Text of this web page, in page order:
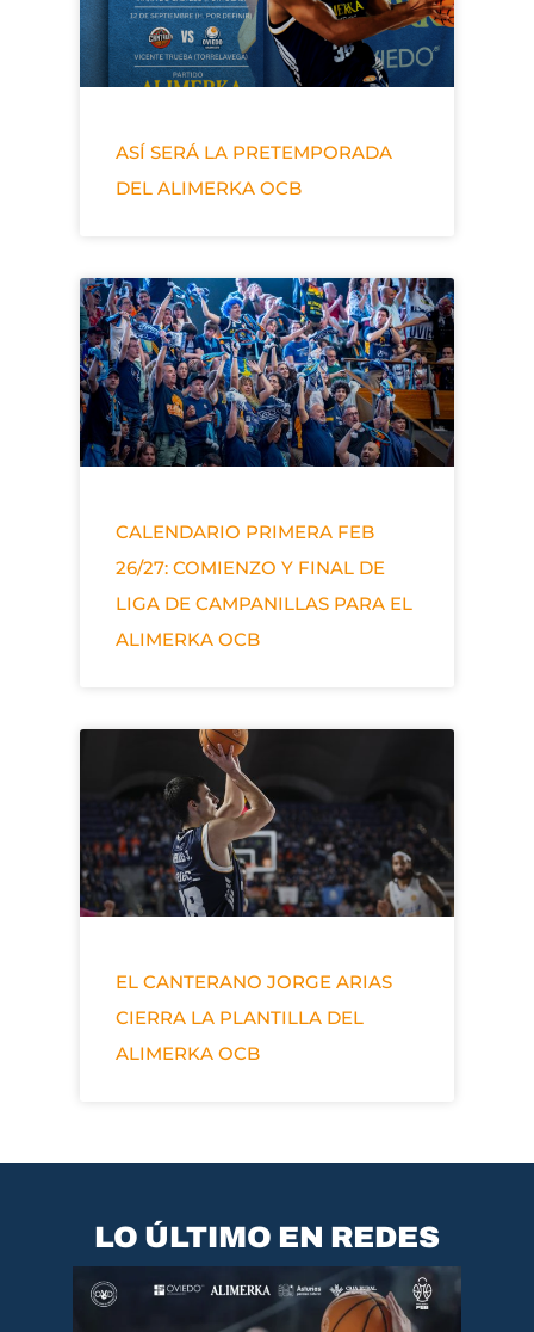
ASÍ SERÁ LA PRETEMPORADA
DEL ALIMERKA OCB
CALENDARIO PRIMERA FEB
26/27: COMIENZO Y FINAL DE
LIGA DE CAMPANILLAS PARA EL
ALIMERKA OCB
EL CANTERANO JORGE ARIAS
CIERRA LA PLANTILLA DEL
ALIMERKA OCB
LO ÚLTIMO EN REDES